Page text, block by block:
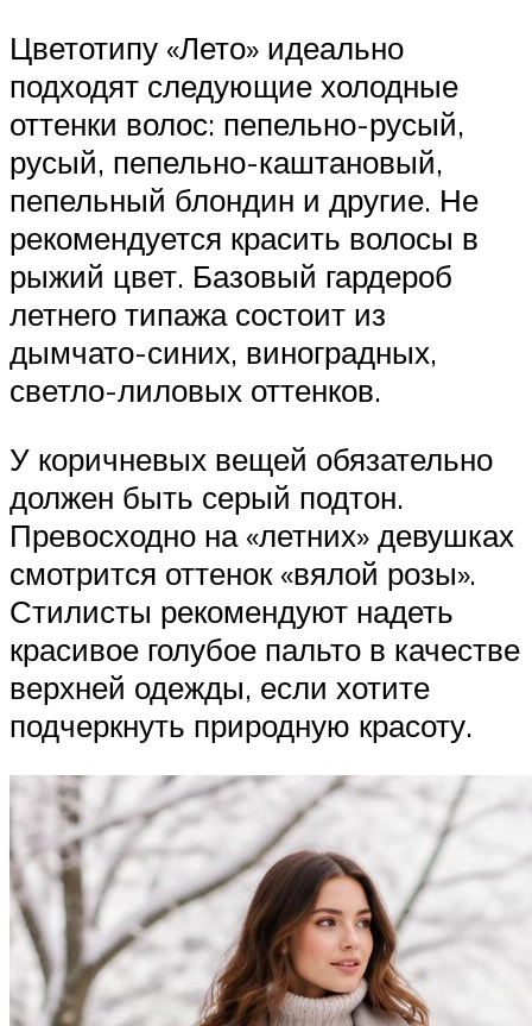
Цветотипу «Лето» идеально
подходят следующие холодные
оттенки волос: пепельно-русый,
русый, пепельно-каштановый,
пепельный блондин и другие. Не
рекомендуется красить волосы в
рыжий цвет. Базовый гардероб
летнего типажа состоит из
дымчато-синих, виноградных,
светло-лиловых оттенков.
У коричневых вещей обязательно
должен быть серый подтон.
Превосходно на «летних» девушках
смотрится оттенок «вялой розы».
Стилисты рекомендуют надеть
красивое голубое пальто в качестве
верхней одежды, если хотите
подчеркнуть природную красоту.